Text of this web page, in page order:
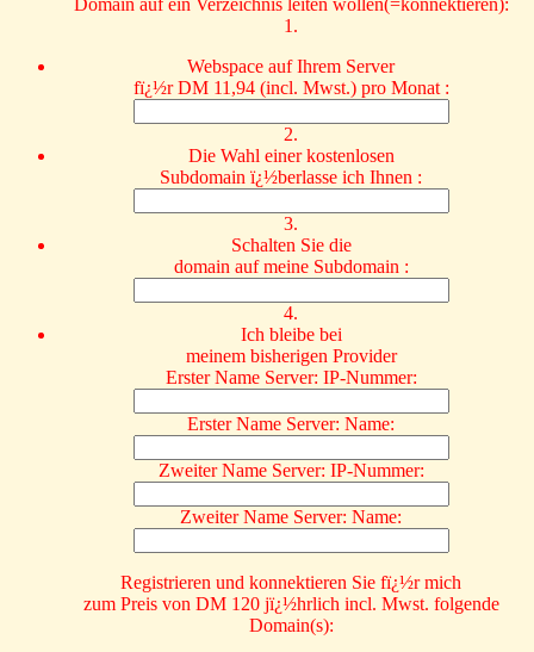
Domain auf ein Verzeichnis leiten wollen(=konnektieren):
1.
Webspace auf Ihrem Server
fï¿½r DM 11,94 (incl. Mwst.) pro Monat :
2.
Die Wahl einer kostenlosen
Subdomain ï¿½berlasse ich Ihnen :
3.
Schalten Sie die
domain auf meine Subdomain :
4.
Ich bleibe bei
meinem bisherigen Provider
Erster Name Server: IP-Nummer:
Erster Name Server: Name:
Zweiter Name Server: IP-Nummer:
Zweiter Name Server: Name:
Registrieren und konnektieren Sie fï¿½r mich
zum Preis von DM 120 jï¿½hrlich incl. Mwst. folgende
Domain(s):